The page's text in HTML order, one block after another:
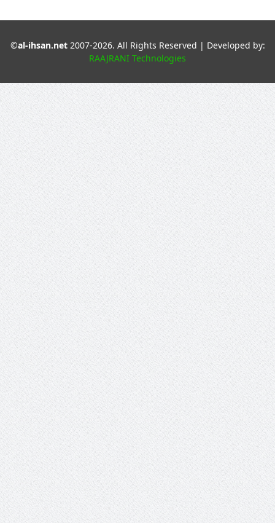
©al-ihsan.net2007-2026. All Rights Reserved | Developed by:
RAAJRANI Technologies